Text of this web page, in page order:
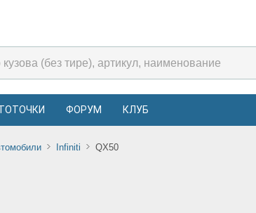
ФОРУМ КЛУБ
Infiniti QX50